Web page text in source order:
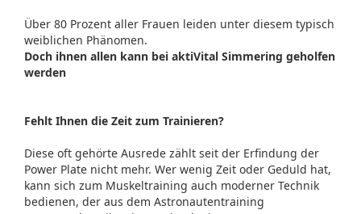
Über 80 Prozent aller Frauen leiden unter diesem typisch
weiblichen Phänomen.
Doch ihnen allen kann bei aktiVital Simmering geholfen
werden
Fehlt Ihnen die Zeit zum Trainieren?
Diese oft gehörte Ausrede zählt seit der Erfindung der
Power Plate nicht mehr. Wer wenig Zeit oder Geduld hat,
kann sich zum Muskeltraining auch moderner Technik
bedienen, der aus dem Astronautentraining